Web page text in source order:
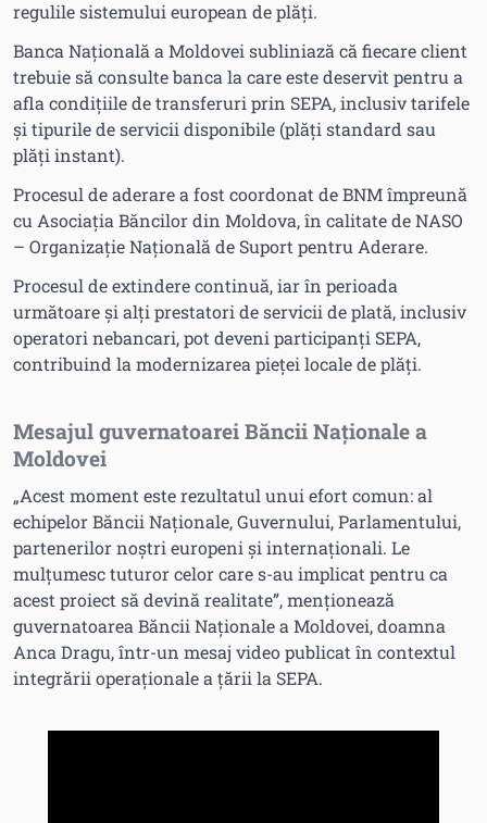
regulile sistemului european de plăți.
Banca Națională a Moldovei subliniază că fiecare client
trebuie să consulte banca la care este deservit pentru a
afla condițiile de transferuri prin SEPA, inclusiv tarifele
și tipurile de servicii disponibile (plăți standard sau
plăți instant).
Procesul de aderare a fost coordonat de BNM împreună
cu Asociația Băncilor din Moldova, în calitate de NASO
– Organizație Națională de Suport pentru Aderare.
Procesul de extindere continuă, iar în perioada
următoare și alți prestatori de servicii de plată, inclusiv
operatori nebancari, pot deveni participanți SEPA,
contribuind la modernizarea pieței locale de plăți.
Mesajul guvernatoarei Băncii Naționale a
Moldovei
„Acest moment este rezultatul unui efort comun: al
echipelor Băncii Naționale, Guvernului, Parlamentului,
partenerilor noștri europeni și internaționali. Le
mulțumesc tuturor celor care s-au implicat pentru ca
acest proiect să devină realitate”, menționează
guvernatoarea Băncii Naționale a Moldovei, doamna
Anca Dragu, într-un mesaj video publicat în contextul
integrării operaționale a țării la SEPA.